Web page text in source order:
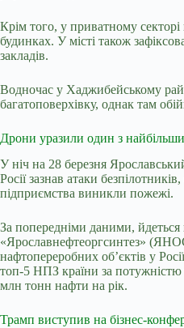
Крім того, у приватному
будинках. У місті також
закладів.
Водночас у Хаджибейському
багатоповерхівку, однак там
Дрони уразили один з
У ніч на 28 березня
Росії зазнав атаки
підприємства виникли пожежі.
За попередніми даними, йдеться
«Ярославнефтеоргсинтез»
нафтопереробних об’єктів у
топ-5 НПЗ країни за потужністю
млн тонн нафти на рік.
Трамп виступив на бізнес-